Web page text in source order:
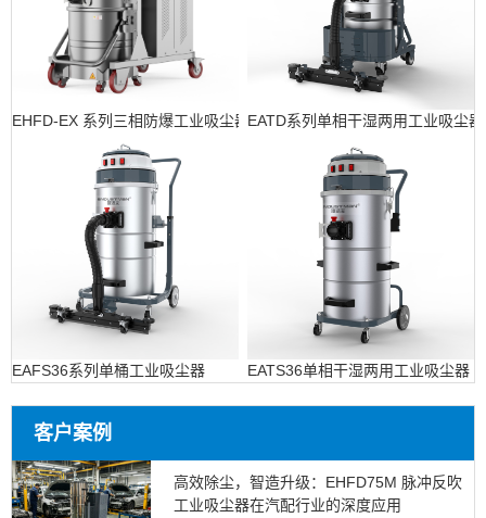
EHFD-EX 系列三相防爆工业吸尘器EATD系列单相干湿两用工业吸尘器
EAFS36系列单桶工业吸尘器 EATS36单相干湿两用工业吸尘器
客户案例
高效除尘，智造升级：EHFD75M 脉冲反吹
工业吸尘器在汽配行业的深度应用